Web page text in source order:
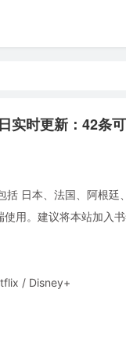
实时更新：42条
日本、法国、阿根
用。建议将本站加入
/ Disney+